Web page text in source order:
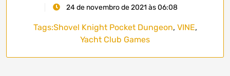
24 de novembro de 2021 às 06:08
Tags:Shovel Knight Pocket Dungeon, VINE,
Yacht Club Games